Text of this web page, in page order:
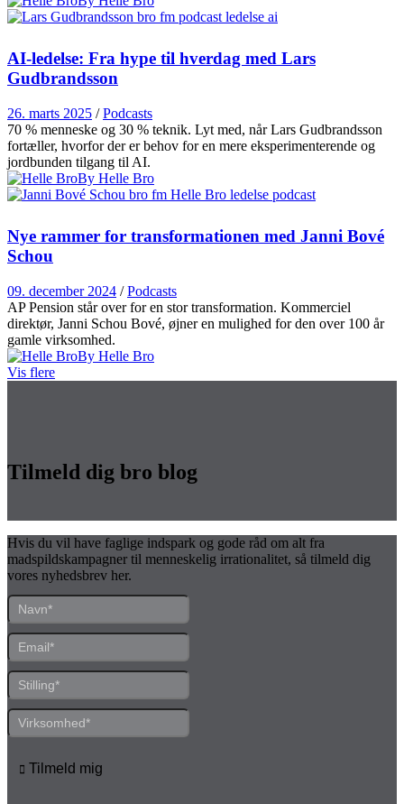
AI-ledelse: Fra hype til hverdag med Lars
Gudbrandsson
26. marts 2025 / Podcasts
70 % menneske og 30 % teknik. Lyt med, når Lars Gudbrandsson
fortæller, hvorfor der er behov for en mere eksperimenterende og
jordbunden tilgang til AI.
By Helle Bro
Nye rammer for transformationen med Janni Bové
Schou
09. december 2024 / Podcasts
AP Pension står over for en stor transformation. Kommerciel
direktør, Janni Schou Bové, øjner en mulighed for den over 100 år
gamle virksomhed.
By Helle Bro
Vis flere
Tilmeld dig bro blog
Hvis du vil have faglige indspark og gode råd om alt fra
madspildskampagner til menneskelig irrationalitet, så tilmeld dig
vores nyhedsbrev her.
Tilmeld mig